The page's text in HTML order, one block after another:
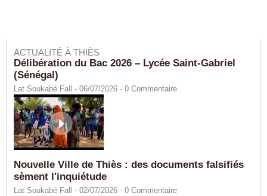
ACTUALITÉ À THIÈS
Délibération du Bac 2026 – Lycée Saint-Gabriel
(Sénégal)
Lat Soukabé Fall - 06/07/2026 - 0 Commentaire
Nouvelle Ville de Thiès : des documents falsifiés
sèment l'inquiétude
Lat Soukabé Fall - 02/07/2026 - 0 Commentaire